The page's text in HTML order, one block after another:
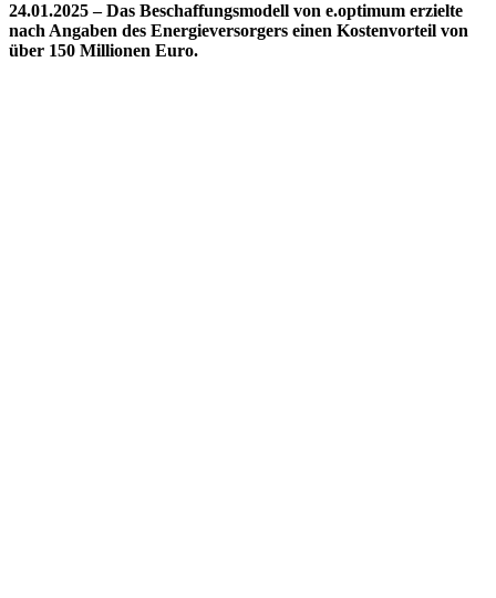
24.01.2025 – Das Beschaffungsmodell von e.optimum erzielte
nach Angaben des Energieversorgers einen Kostenvorteil von
über 150 Millionen Euro.